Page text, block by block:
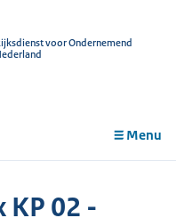
voor Ondernemend
Menu
KP 02 -